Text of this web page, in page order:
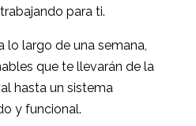
para ti.
lo largo de una semana,
que te llevarán de la
hasta un sistema
y funcional.